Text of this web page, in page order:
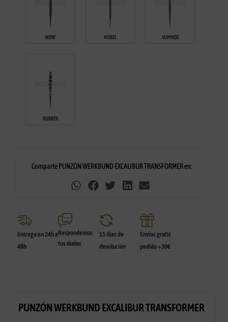
NERV HOBEL SUMMER
RUBBER
Entrega en 24h a
48h
Respondemos
tus dudas
15 días de
devolución
Envíos gratis
pedido +30€
Comparte PUNZÓN WERKBUND EXCALIBUR TRANSFORMER en:
PUNZÓN WERKBUND EXCALIBUR TRANSFORMER